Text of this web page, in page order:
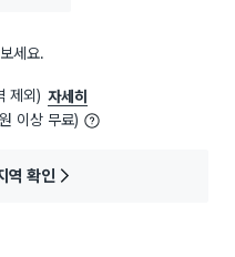
세요.
제외) 자세히
이상 무료)
역 확인